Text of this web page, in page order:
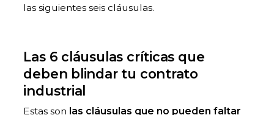
las siguientes seis cláusulas.
Las 6 cláusulas críticas que
deben blindar tu contrato
industrial
Estas son las cláusulas que no pueden faltar